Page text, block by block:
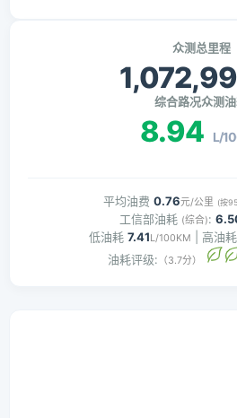
众测总里程
综合路况众测
8.94 L/
平均油费 0.76元/公里 (按
工信部油耗 (综合):
低油耗 7.41L/100KM | 高油耗
油耗评级: （3.7分）